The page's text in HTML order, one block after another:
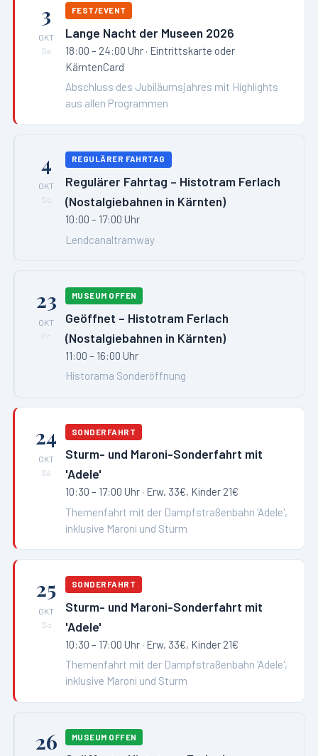
3
OKT
Sa
FEST/EVENT
Lange Nacht der Museen 2026
18:00 – 24:00 Uhr · Eintrittskarte oder
KärntenCard
Abschluss des Jubiläumsjahres mit Highlights
aus allen Programmen
4
OKT
So
REGULÄRER FAHRTAG
Regulärer Fahrtag – Histotram Ferlach
(Nostalgiebahnen in Kärnten)
10:00 – 17:00 Uhr
Lendcanaltramway
23
OKT
Fr
MUSEUM OFFEN
Geöffnet – Histotram Ferlach
(Nostalgiebahnen in Kärnten)
11:00 – 16:00 Uhr
Historama Sonderöffnung
24
OKT
Sa
SONDERFAHRT
Sturm- und Maroni-Sonderfahrt mit
'Adele'
10:30 – 17:00 Uhr · Erw. 33€, Kinder 21€
Themenfahrt mit der Dampfstraßenbahn 'Adele',
inklusive Maroni und Sturm
25
OKT
So
SONDERFAHRT
Sturm- und Maroni-Sonderfahrt mit
'Adele'
10:30 – 17:00 Uhr · Erw. 33€, Kinder 21€
Themenfahrt mit der Dampfstraßenbahn 'Adele',
inklusive Maroni und Sturm
26 MUSEUM OFFEN